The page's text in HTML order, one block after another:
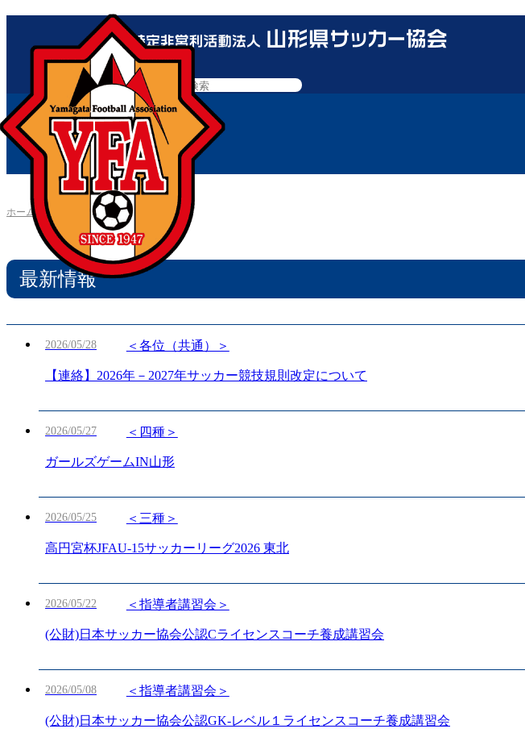
ホーム» 最新情報
最新情報
2026/05/28 ＜各位（共通）＞
【連絡】2026年－2027年サッカー競技規則改定について
2026/05/27 ＜四種＞
ガールズゲームIN山形
2026/05/25 ＜三種＞
高円宮杯JFAU-15サッカーリーグ2026 東北
2026/05/22 ＜指導者講習会＞
(公財)日本サッカー協会公認Cライセンスコーチ養成講習会
2026/05/08 ＜指導者講習会＞
(公財)日本サッカー協会公認GK‐レベル１ライセンスコーチ養成講習会